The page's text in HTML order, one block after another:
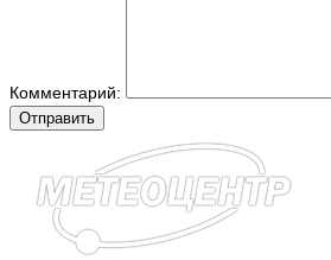
Комментарий:
Отправить